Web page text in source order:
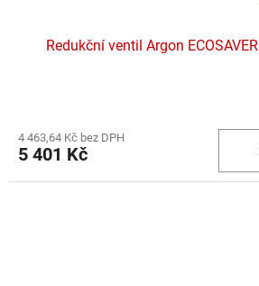
Redukční ventil Argon ECOSAVER
produktu
je
4 463,64 Kč bez DPH
5 401 Kč